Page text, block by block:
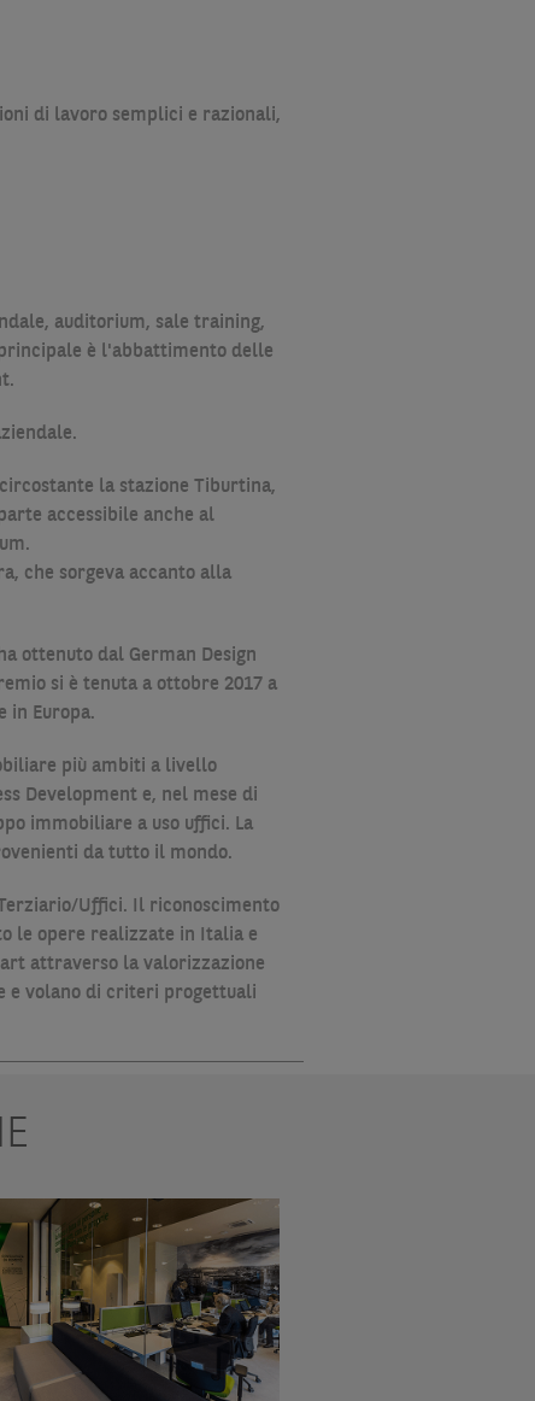
di lavoro semplici e razionali,
auditorium, sale training,
è l'abbattimento delle
la stazione Tiburtina,
accessibile anche al
che sorgeva accanto alla
ottenuto dal German Design
si è tenuta a ottobre 2017 a
in Europa.
più ambiti a livello
Development e, nel mese di
immobiliare a uso uffici. La
da tutto il mondo.
Uffici. Il riconoscimento
le opere realizzate in Italia e
attraverso la valorizzazione
e volano di criteri progettuali